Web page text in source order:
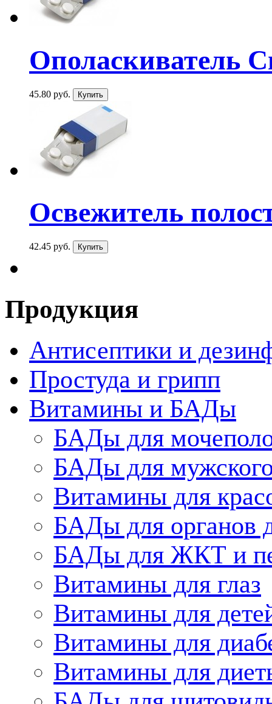
Ополаскиватель
45.80 руб.
Освежитель
42.45 руб.
Продукция
Антисептики и
Простуда и грипп
Витамины и БАДы
БАДы для
БАДы для
Витамины для
БАДы для органов
БАДы для ЖКТ и
Витамины для глаз
Витамины для
Витамины для
Витамины для